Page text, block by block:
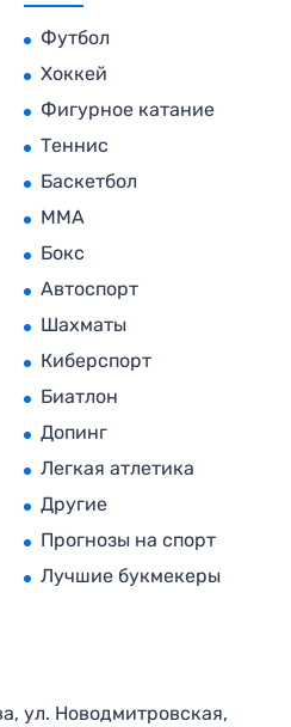
Футбол
Хоккей
Фигурное катание
Теннис
Баскетбол
MMA
Бокс
Автоспорт
Шахматы
Киберспорт
Биатлон
Допинг
Легкая атлетика
Другие
Прогнозы на спорт
Лучшие букмекеры
ул. Новодмитровская,